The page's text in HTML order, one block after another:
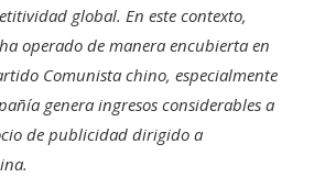
global. En este contexto,
operado de manera encubierta en
Comunista chino, especialmente
genera ingresos considerables a
de publicidad dirigido a